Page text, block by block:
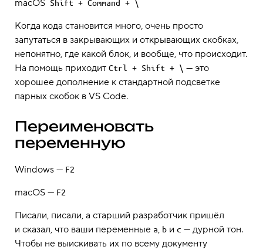
macOS Shift + Command + \
Когда кода становится много, очень просто
запутаться в закрывающих и открывающих скобках,
непонятно, где какой блок, и вообще, что происходит.
На помощь приходит Ctrl + Shift + \ — это
хорошее дополнение к стандартной подсветке
парных скобок в VS Code.
Переименовать
переменную
Windows — F2
macOS — F2
Писали, писали, а старший разработчик пришёл
и сказал, что ваши переменные a, b и c — дурной тон.
Чтобы не выискивать их по всему документу